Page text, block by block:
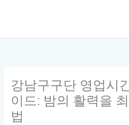
강남구구단 영업시
이드: 밤의 활력을
법